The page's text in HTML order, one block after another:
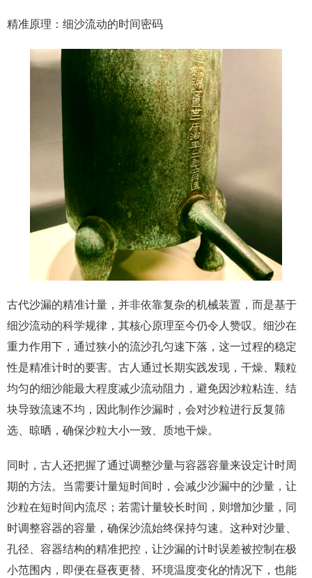
精准原理：细沙流动的时间密码
古代沙漏的精准计量，并非依靠复杂的机械装置，而是基于
细沙流动的科学规律，其核心原理至今仍令人赞叹。细沙在
重力作用下，通过狭小的流沙孔匀速下落，这一过程的稳定
性是精准计时的要害。古人通过长期实践发现，干燥、颗粒
均匀的细沙能最大程度减少流动阻力，避免因沙粒粘连、结
块导致流速不均，因此制作沙漏时，会对沙粒进行反复筛
选、晾晒，确保沙粒大小一致、质地干燥。
同时，古人还把握了通过调整沙量与容器容量来设定计时周
期的方法。当需要计量短时间时，会减少沙漏中的沙量，让
沙粒在短时间内流尽；若需计量较长时间，则增加沙量，同
时调整容器的容量，确保沙流始终保持匀速。这种对沙量、
孔径、容器结构的精准把控，让沙漏的计时误差被控制在极
小范围内，即便在昼夜更替、环境温度变化的情况下，也能